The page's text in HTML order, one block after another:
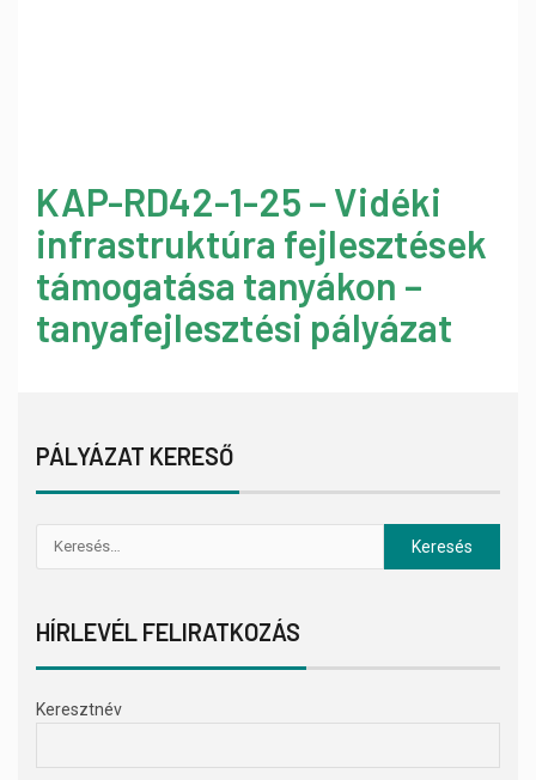
KAP-RD42-1-25 – Vidéki
infrastruktúra fejlesztések
támogatása tanyákon –
tanyafejlesztési pályázat
PÁLYÁZAT KERESŐ
HÍRLEVÉL FELIRATKOZÁS
Keresztnév